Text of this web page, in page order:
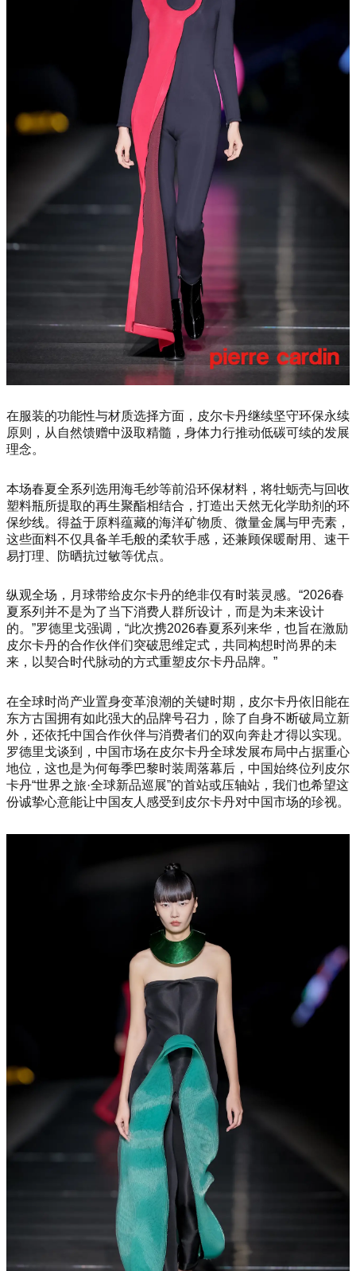
在服装的功能性与材质选择方面，皮尔卡丹继续坚守环保永续
原则，从自然馈赠中汲取精髓，身体力行推动低碳可续的发展
理念。
本场春夏全系列选用海毛纱等前沿环保材料，将牡蛎壳与回收
塑料瓶所提取的再生聚酯相结合，打造出天然无化学助剂的环
保纱线。得益于原料蕴藏的海洋矿物质、微量金属与甲壳素，
这些面料不仅具备羊毛般的柔软手感，还兼顾保暖耐用、速干
易打理、防晒抗过敏等优点。
纵观全场，月球带给皮尔卡丹的绝非仅有时装灵感。“2026春
夏系列并不是为了当下消费人群所设计，而是为未来设计
的。”罗德里戈强调，“此次携2026春夏系列来华，也旨在激励
皮尔卡丹的合作伙伴们突破思维定式，共同构想时尚界的未
来，以契合时代脉动的方式重塑皮尔卡丹品牌。”
在全球时尚产业置身变革浪潮的关键时期，皮尔卡丹依旧能在
东方古国拥有如此强大的品牌号召力，除了自身不断破局立新
外，还依托中国合作伙伴与消费者们的双向奔赴才得以实现。
罗德里戈谈到，中国市场在皮尔卡丹全球发展布局中占据重心
地位，这也是为何每季巴黎时装周落幕后，中国始终位列皮尔
卡丹“世界之旅·全球新品巡展”的首站或压轴站，我们也希望这
份诚挚心意能让中国友人感受到皮尔卡丹对中国市场的珍视。